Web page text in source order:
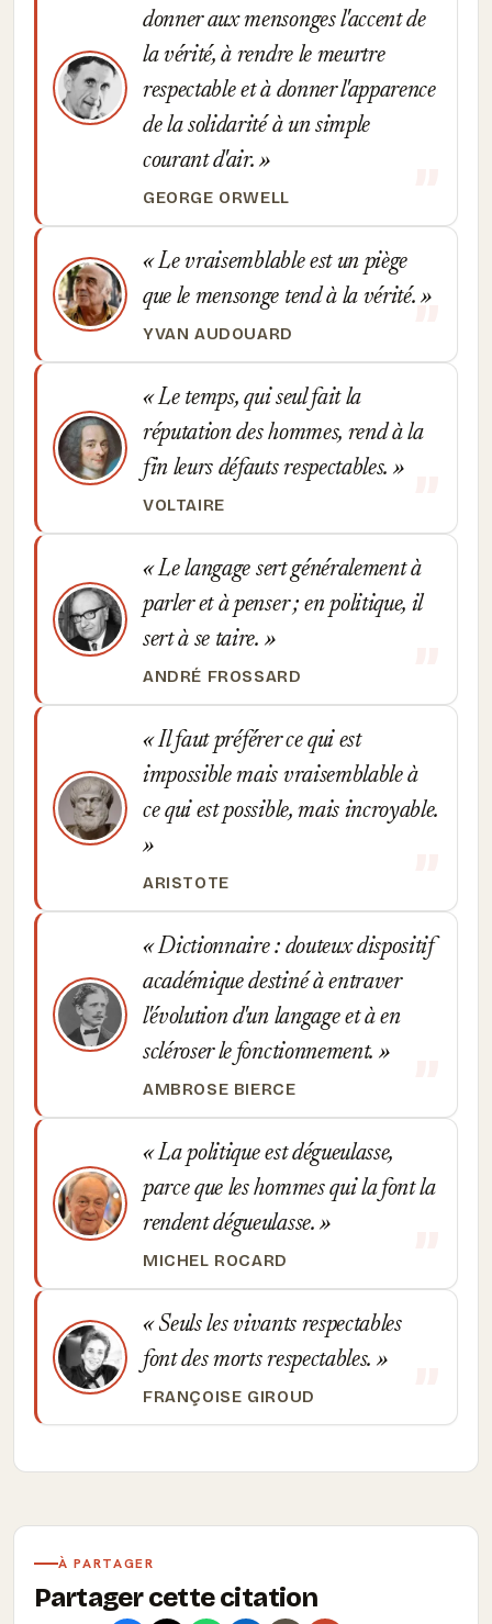
donner aux mensonges l'accent de
la vérité, à rendre le meurtre
respectable et à donner l'apparence
de la solidarité à un simple
courant d'air.
GEORGE ORWELL
Le vraisemblable est un piège
que le mensonge tend à la vérité.
YVAN AUDOUARD
Le temps, qui seul fait la
réputation des hommes, rend à la
fin leurs défauts respectables.
VOLTAIRE
Le langage sert généralement à
parler et à penser ; en politique, il
sert à se taire.
ANDRÉ FROSSARD
Il faut préférer ce qui est
impossible mais vraisemblable à
ce qui est possible, mais incroyable.
ARISTOTE
Dictionnaire : douteux dispositif
académique destiné à entraver
l'évolution d'un langage et à en
scléroser le fonctionnement.
AMBROSE BIERCE
La politique est dégueulasse,
parce que les hommes qui la font la
rendent dégueulasse.
MICHEL ROCARD
Seuls les vivants respectables
font des morts respectables.
FRANÇOISE GIROUD
À PARTAGER
Partager cette citation